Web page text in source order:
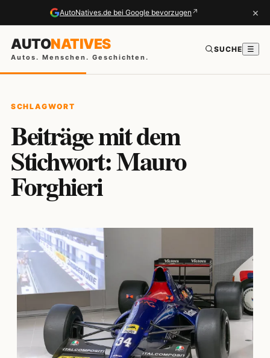
AutoNatives.de bei Google bevorzugen ↗ ×
AUTONATIVES
Autos. Menschen. Geschichten.
SUCHE ☰
SCHLAGWORT
Beiträge mit dem
Stichwort: Mauro
Forghieri